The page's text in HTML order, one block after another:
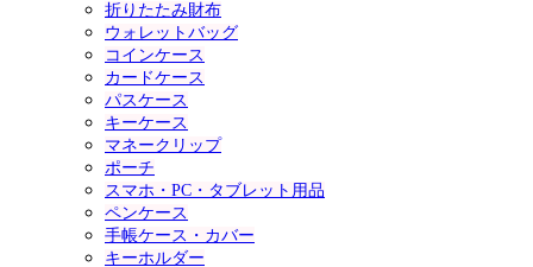
折りたたみ財布
ウォレットバッグ
コインケース
カードケース
パスケース
キーケース
マネークリップ
ポーチ
スマホ・PC・タブレット用品
ペンケース
手帳ケース・カバー
キーホルダー